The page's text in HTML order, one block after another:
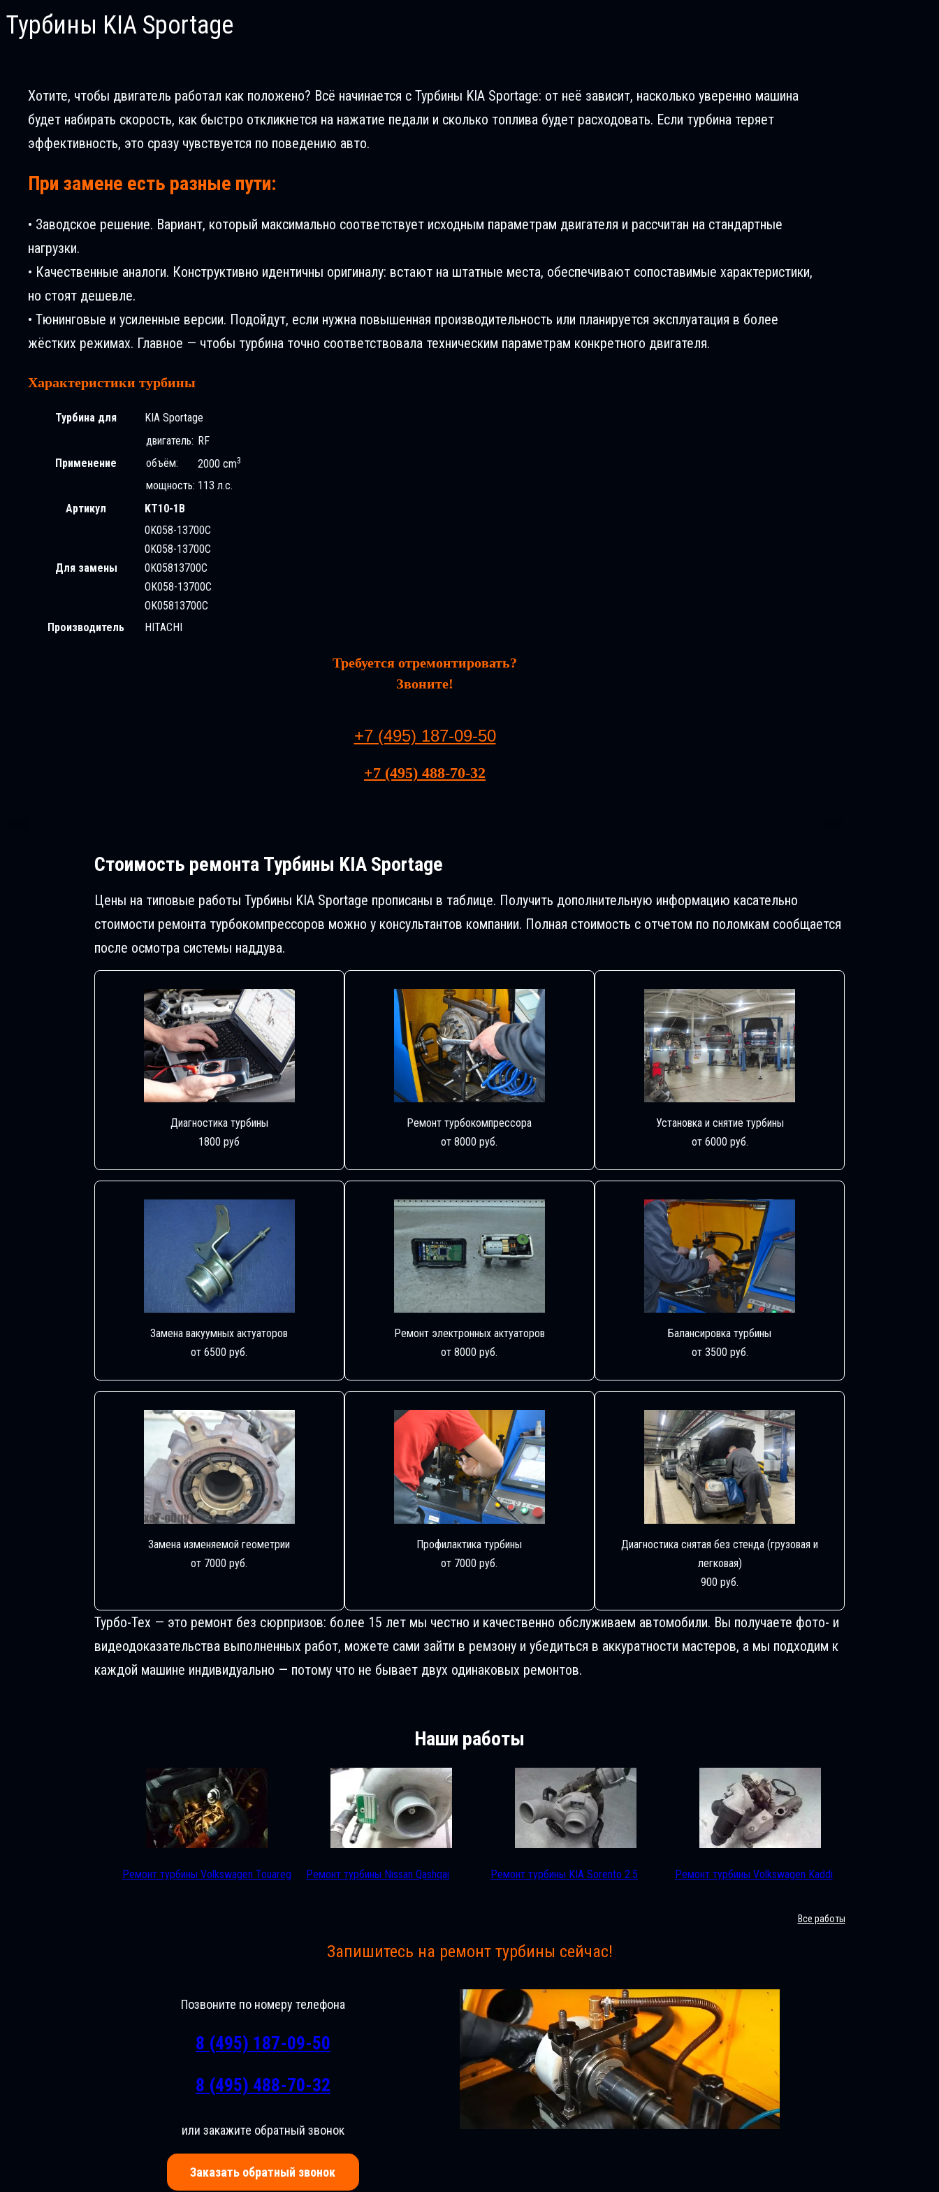
Турбины KIA Sportage
Хотите, чтобы двигатель работал как положено? Всё начинается с Турбины KIA Sportage: от неё зависит, насколько уверенно машина
будет набирать скорость, как быстро откликнется на нажатие педали и сколько топлива будет расходовать. Если турбина теряет
эффективность, это сразу чувствуется по поведению авто.
При замене есть разные пути:
• Заводское решение. Вариант, который максимально соответствует исходным параметрам двигателя и рассчитан на стандартные
нагрузки.
• Качественные аналоги. Конструктивно идентичны оригиналу: встают на штатные места, обеспечивают сопоставимые характеристики,
но стоят дешевле.
• Тюнинговые и усиленные версии. Подойдут, если нужна повышенная производительность или планируется эксплуатация в более
жёстких режимах. Главное — чтобы турбина точно соответствовала техническим параметрам конкретного двигателя.
Характеристики турбины
Турбина для KIA Sportage
Применение
двигатель: RF
объём:
2000 cm3
мощность: 113 л.с.
Артикул
KT10-1B
Для замены
0K058-13700C
0K058-13700C
0K05813700C
OK058-13700C
OK05813700C
Производитель
HITACHI
Требуется отремонтировать?
Звоните!
+7 (495) 187-09-50
+7 (495) 488-70-32
Стоимость ремонтаТурбины KIA Sportage
Цены на типовые работы Турбины KIA Sportage прописаны в таблице. Получить дополнительную информацию касательно
стоимости ремонта турбокомпрессоров можно у консультантов компании. Полная стоимость с отчетом по поломкам сообщается
после осмотра системы наддува.
Диагностика турбины
1800 руб
Ремонт турбокомпрессора
от 8000 руб.
Установка и снятие турбины
от 6000 руб.
Замена вакуумных актуаторов
от 6500 руб.
Ремонт электронных актуаторов
от 8000 руб.
Балансировка турбины
от 3500 руб.
Замена изменяемой геометрии
от 7000 руб.
Профилактика турбины
от 7000 руб.
Диагностика снятая без стенда (грузовая и
легковая)
900 руб.
Турбо-Тех — это ремонт без сюрпризов: более 15 лет мы честно и качественно обслуживаем автомобили. Вы получаете фото- и
видеодоказательства выполненных работ, можете сами зайти в ремзону и убедиться в аккуратности мастеров, а мы подходим к
каждой машине индивидуально — потому что не бывает двух одинаковых ремонтов.
Наши работы
Ремонт турбины Volkswagen Touareg Ремонт турбины Nissan Qashqai Ремонт турбины KIA Sorento 2.5 Ремонт турбины Volkswagen Kaddi
Все работы
Запишитесь на ремонт турбины сейчас!
Позвоните по номеру телефона
8 (495) 187-09-50
8 (495) 488-70-32
или закажите обратный звонок
Заказать обратный звонок